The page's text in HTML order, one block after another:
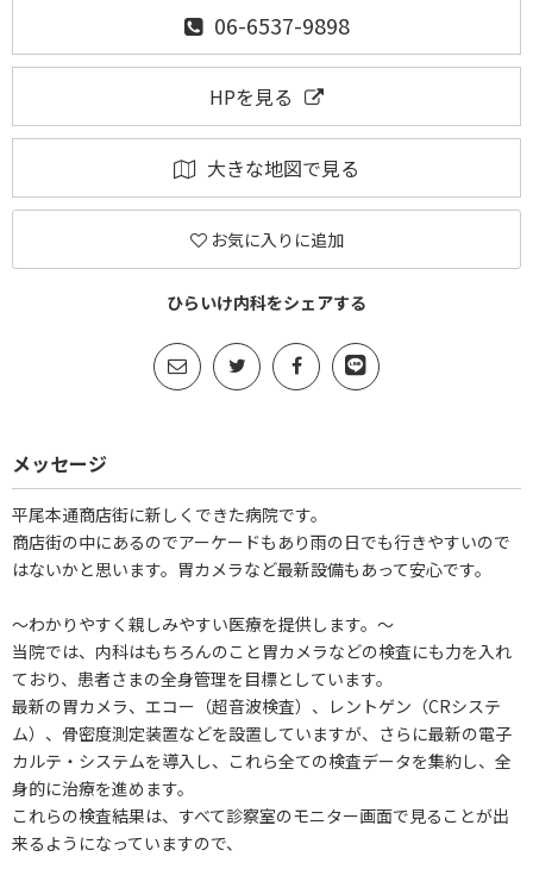
06-6537-9898
HPを見る
大きな地図で見る
お気に入りに追加
ひらいけ内科をシェアする
メッセージ
平尾本通商店街に新しくできた病院です。
商店街の中にあるのでアーケードもあり雨の日でも行きやすいので
はないかと思います。胃カメラなど最新設備もあって安心です。
～わかりやすく親しみやすい医療を提供します。～
当院では、内科はもちろんのこと胃カメラなどの検査にも力を入れ
ており、患者さまの全身管理を目標としています。
最新の胃カメラ、エコー（超音波検査）、レントゲン（CRシステ
ム）、骨密度測定装置などを設置していますが、さらに最新の電子
カルテ・システムを導入し、これら全ての検査データを集約し、全
身的に治療を進めます。
これらの検査結果は、すべて診察室のモニター画面で見ることが出
来るようになっていますので、